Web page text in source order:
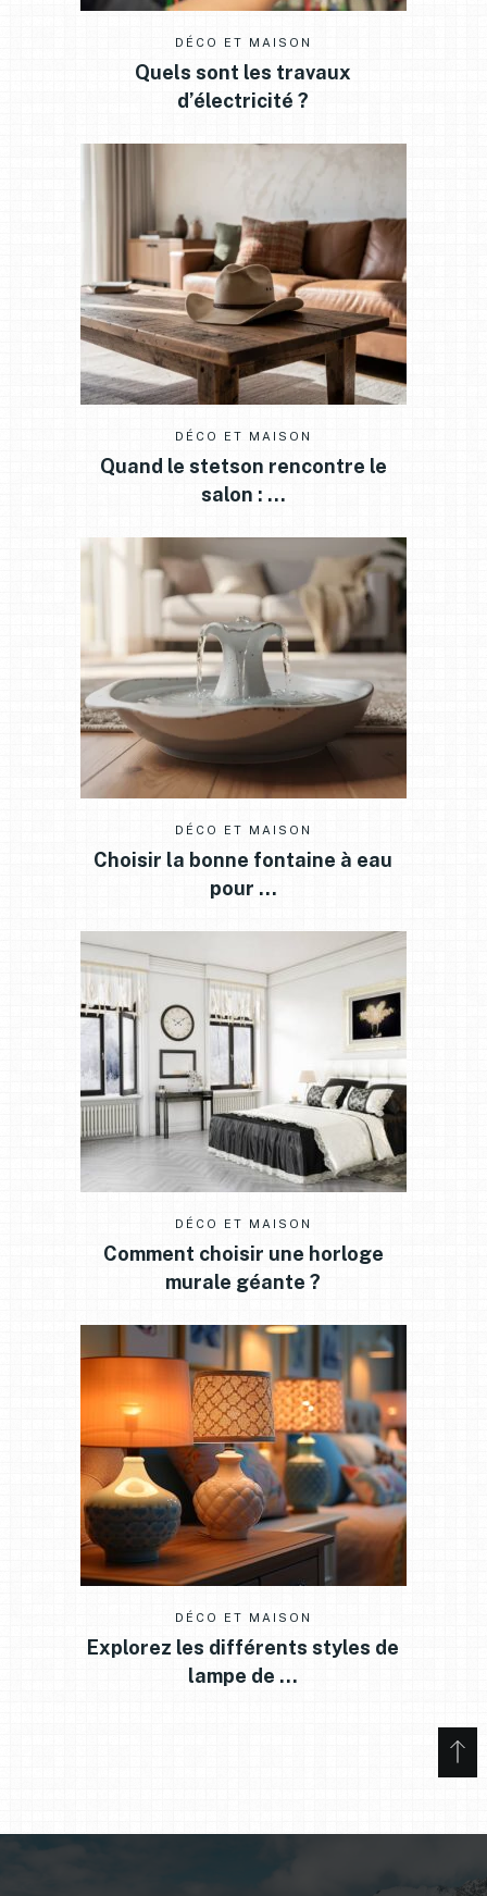
DÉCO ET MAISON
Quels sont les travaux
d’électricité ?
DÉCO ET MAISON
Quand le stetson rencontre le
salon : …
DÉCO ET MAISON
Choisir la bonne fontaine à eau
pour …
DÉCO ET MAISON
Comment choisir une horloge
murale géante ?
DÉCO ET MAISON
Explorez les différents styles de
lampe de …